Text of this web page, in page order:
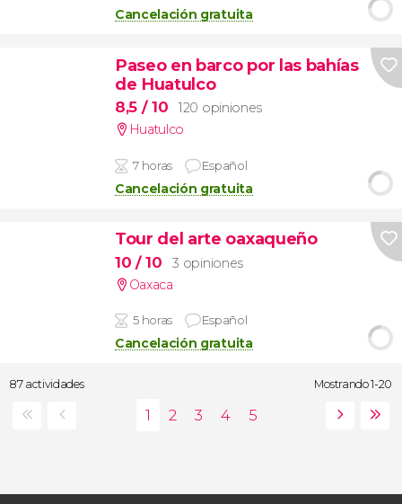
Cancelación gratuita
Paseo en barco por las bahías
de Huatulco
8,5 / 10
120 opiniones
Huatulco
7 horas Español
Cancelación gratuita
Tour del arte oaxaqueño
10 / 10
3 opiniones
Oaxaca
5 horas Español
Cancelación gratuita
87 actividades Mostrando 1-20